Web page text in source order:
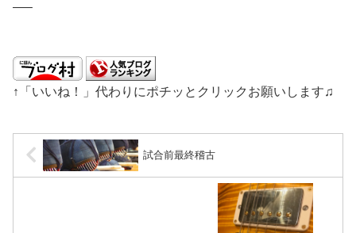
—–
↑「いいね！」代わりにポチッとクリックお願いします♫
試合前最終稽古